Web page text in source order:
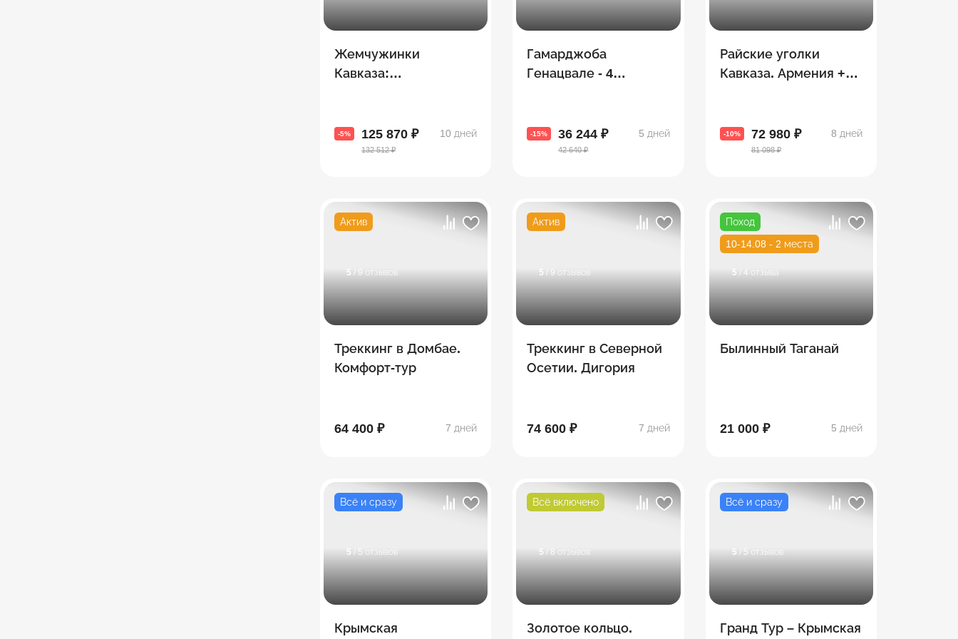
Жемчужинки
Кавказа:
-5% 125 870 ₽
132 512 ₽
10 дней
Гамарджоба
Генацвале - 4
-15% 36 244 ₽
42 640 ₽
5 дней
Райские уголки
Кавказа. Армения +
-10% 72 980 ₽
81 098 ₽
8 дней
Актив
5 / 9 отзывов
Треккинг в Домбае.
Комфорт-тур
64 400 ₽ 7 дней
Актив
5 / 9 отзывов
Треккинг в Северной
Осетии. Дигория
74 600 ₽ 7 дней
Поход
10-14.08 - 2 места
5 / 4 отзыва
Былинный Таганай
21 000 ₽ 5 дней
Всё и сразу
5 / 5 отзывов
Крымская
Всё включено
5 / 8 отзывов
Золотое кольцо.
Всё и сразу
5 / 5 отзывов
Гранд Тур – Крымская